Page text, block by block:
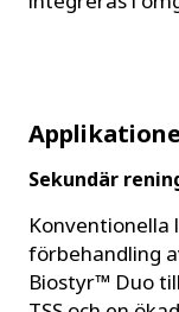
Sekundär
förbehandling
Biostyr™ Duo